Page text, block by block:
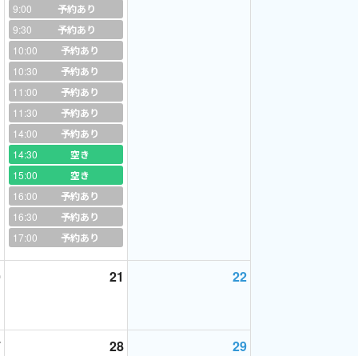
すきです
9:00 予約あり
9:30 予約あり
10:00 予約あり
10:30 予約あり
11:00 予約あり
11:30 予約あり
14:00 予約あり
14:30 空き
15:00 空き
16:00 予約あり
16:30 予約あり
17:00 予約あり
21 22
28 29